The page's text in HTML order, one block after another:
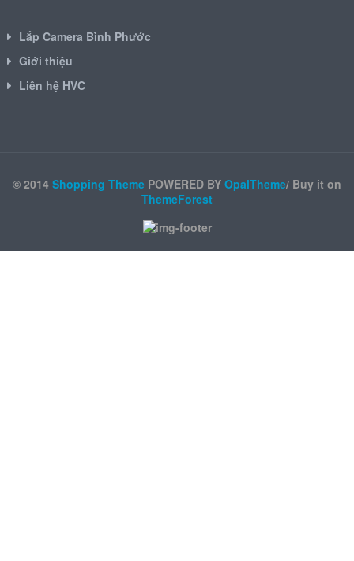
Lắp Camera Bình Phước
Giới thiệu
Liên hệ HVC
© 2014 Shopping Theme POWERED BY OpalTheme/ Buy it on
ThemeForest